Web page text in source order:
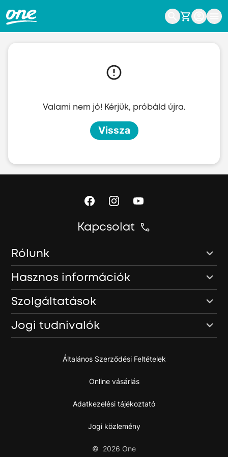
Valami nem jó! Kérjük, próbáld újra.
Vissza
Kapcsolat
Rólunk
Hasznos információk
Szolgáltatások
Jogi tudnivalók
Általános Szerződési Feltételek
Online vásárlás
Adatkezelési tájékoztató
Jogi közlemény
© 2026 One